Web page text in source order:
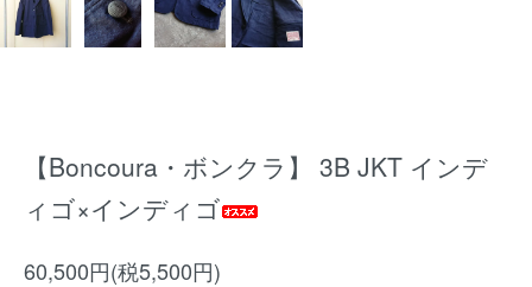
【Boncoura・ボンクラ】 3B JKT インデ
ィゴ×インディゴ
60,500円(税5,500円)